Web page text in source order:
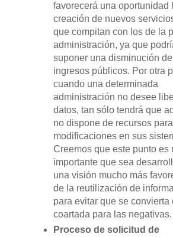
favorecerá una oportunidad
creación de nuevos
que compitan con los de la
administración, ya que
suponer una disminución
ingresos públicos. Por otra
cuando una determinada
administración no desee
datos, tan sólo tendrá que
no dispone de recursos
modificaciones en sus
Creemos que este punto es
importante que sea
una visión mucho más
de la reutilización de
para evitar que se convierta
coartada para las negativas.
Proceso de solicitud de